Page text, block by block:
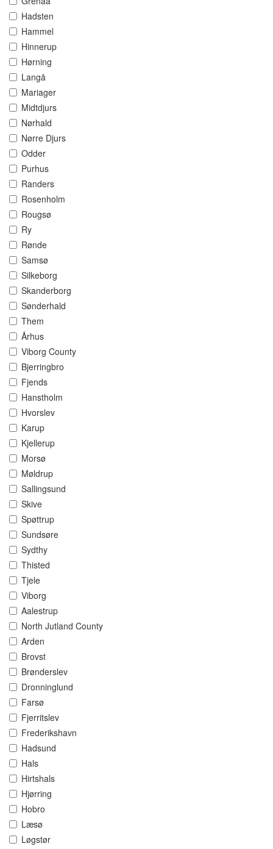
Hadsten
Hammel
Hinnerup
Hørning
Langå
Mariager
Midtdjurs
Nørhald
Nørre Djurs
Odder
Purhus
Randers
Rosenholm
Rougsø
Ry
Rønde
Samsø
Silkeborg
Skanderborg
Sønderhald
Them
Århus
Viborg County
Bjerringbro
Fjends
Hanstholm
Hvorslev
Karup
Kjellerup
Morsø
Møldrup
Sallingsund
Skive
Spøttrup
Sundsøre
Sydthy
Thisted
Tjele
Viborg
Aalestrup
North Jutland County
Arden
Brovst
Brønderslev
Dronninglund
Farsø
Fjerritslev
Frederikshavn
Hadsund
Hals
Hirtshals
Hjørring
Hobro
Læsø
Løgstør